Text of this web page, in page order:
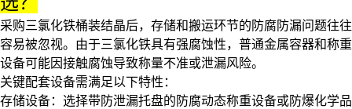
采购三氯化铁桶装结晶后，存储和搬运环节的防腐防漏问题往往
容易被忽视。由于三氯化铁具有强腐蚀性，普通金属容器和称重
设备可能因接触腐蚀导致称量不准或泄漏风险。
关键配套设备需满足以下特性：
存储设备：选择带防泄漏托盘的 防腐动态称重设备或防爆化学品